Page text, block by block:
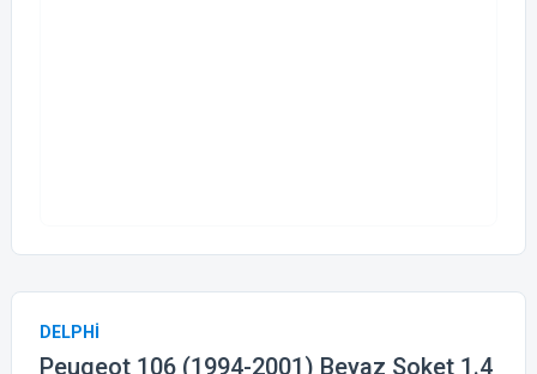
DELPHİ
Peugeot 106 (1994-2001) Beyaz Soket 1.4